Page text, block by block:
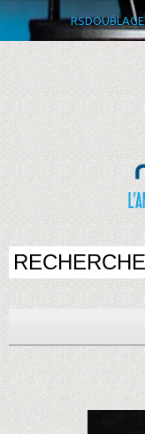
RSDOUBLAGE